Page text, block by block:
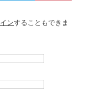
ンすることもできま